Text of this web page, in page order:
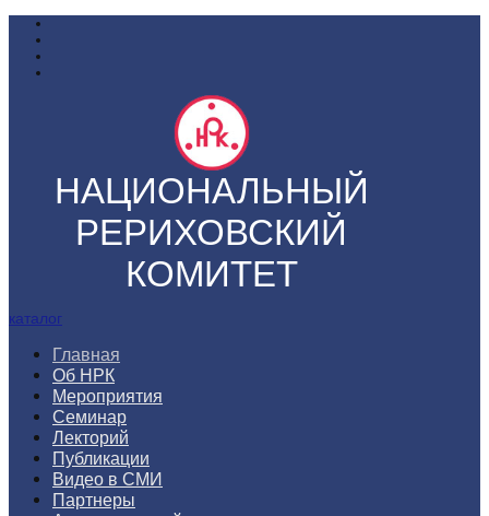
НАЦИОНАЛЬНЫЙ
РЕРИХОВСКИЙ
КОМИТЕТ
каталог
Главная
Об НРК
Мероприятия
Семинар
Лекторий
Публикации
Видео в СМИ
Партнеры